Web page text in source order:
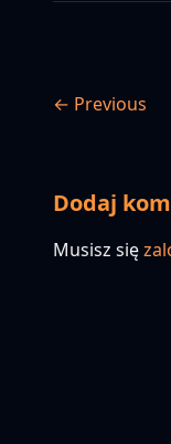
← Previous
Dodaj
Musisz się